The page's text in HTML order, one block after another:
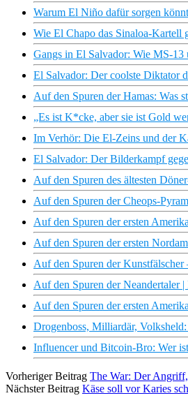
Warum El Niño dafür sorgen
Wie El Chapo das Sinaloa-Kartell
Gangs in El Salvador: Wie MS-
El Salvador: Der coolste Diktator
Auf den Spuren der Hamas: Was
„Es ist K*cke, aber sie ist Gold
Im Verhör: Die El-Zeins und der
El Salvador: Der Bilderkampf
Auf den Spuren des ältesten
Auf den Spuren der Cheops-
Auf den Spuren der ersten
Auf den Spuren der ersten
Auf den Spuren der
Auf den Spuren der Neandertaler
Auf den Spuren der ersten
Drogenboss, Milliardär,
Influencer und Bitcoin-Bro: Wer
Vorheriger Beitrag The War: Der
Nächster Beitrag Käse soll vor Karies